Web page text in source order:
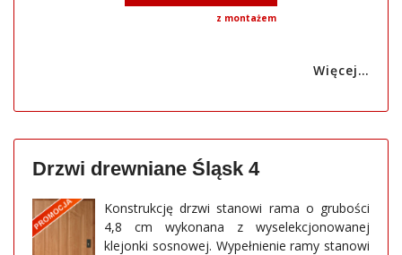
z montażem
Więcej…
Drzwi drewniane Śląsk 4
Konstrukcję drzwi stanowi rama o grubości
4,8 cm wykonana z wyselekcjonowanej
klejonki sosnowej. Wypełnienie ramy stanowi